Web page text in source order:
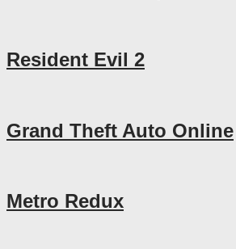
Resident Evil 2
Grand Theft Auto Online
Metro Redux